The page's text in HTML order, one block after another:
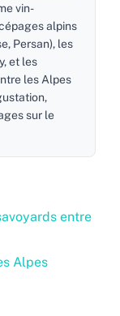
vin-
alpins
Persan), les
et les
les Alpes
sur le
entre
Alpes